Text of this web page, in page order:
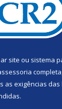
site ou sistema
as exigências das